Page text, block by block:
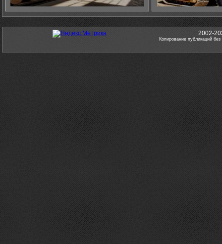
2002-
Копирование публикаций